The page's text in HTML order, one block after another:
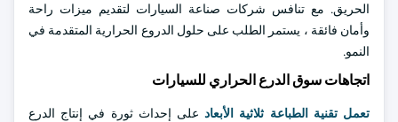
الحريق. مع تنافس شركات صناعة السيارات لتقديم ميزات راحة
وأمان فائقة ، يستمر الطلب على حلول الدروع الحرارية المتقدمة في
النمو.
اتجاهات سوق الدرع الحراري للسيارات
تعمل تقنية الطباعة ثلاثية الأبعادعلى إحداث ثورة في إنتاج الدرع